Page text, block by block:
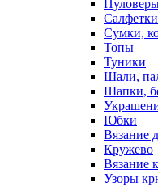
Сумки,
Топы
Туники
Шали,
Шапки,
Юбки
Вязание
Кружево
Вязание
Узоры